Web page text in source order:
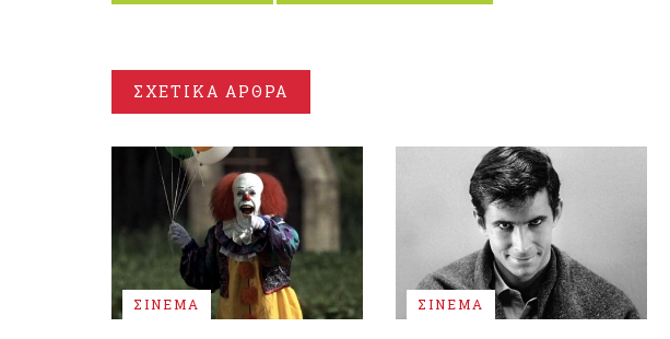
ΣΧΕΤΙΚΑ ΑΡΘΡΑ
ΣΙΝΕΜΑ ΣΙΝΕΜΑ